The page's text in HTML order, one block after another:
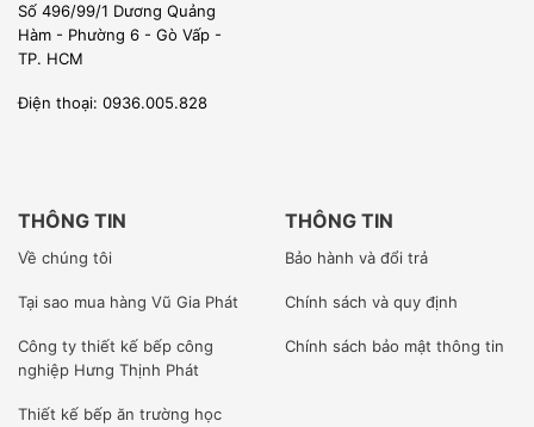
Số 496/99/1 Dương Quảng
Hàm - Phường 6 - Gò Vấp -
TP. HCM
Điện thoại: 0936.005.828
THÔNG TIN
Về chúng tôi
Tại sao mua hàng Vũ Gia Phát
Công ty thiết kế bếp công
nghiệp Hưng Thịnh Phát
Thiết kế bếp ăn trường học
THÔNG TIN
Bảo hành và đổi trả
Chính sách và quy định
Chính sách bảo mật thông tin